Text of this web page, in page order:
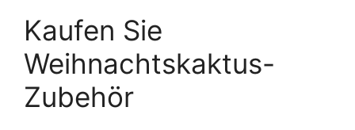
Kaufen Sie
Weihnachtskaktus-
Zubehör